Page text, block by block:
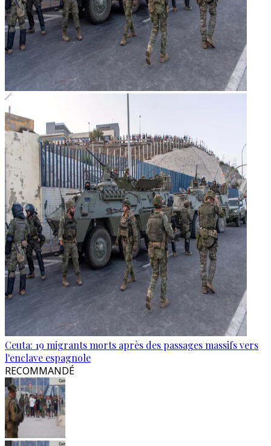
Ceuta: 19 migrants morts après des passages massifs vers
l'enclave espagnole
RECOMMANDÉ